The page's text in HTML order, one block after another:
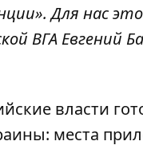
Для нас
ВГА Евгений
власти
места